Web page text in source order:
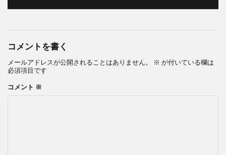
コメントを書く
メールアドレスが公開されることはありません。 ※ が付いている欄は
必須項目です
コメント ※